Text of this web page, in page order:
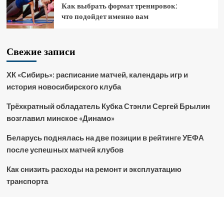
Как выбрать формат тренировок:
что подойдет именно вам
Свежие записи
ХК «Сибирь»: расписание матчей, календарь игр и
история новосибирского клуба
Трёхкратный обладатель Кубка Стэнли Сергей Брылин
возглавил минское «Динамо»
Беларусь поднялась на две позиции в рейтинге УЕФА
после успешных матчей клубов
Как снизить расходы на ремонт и эксплуатацию
транспорта